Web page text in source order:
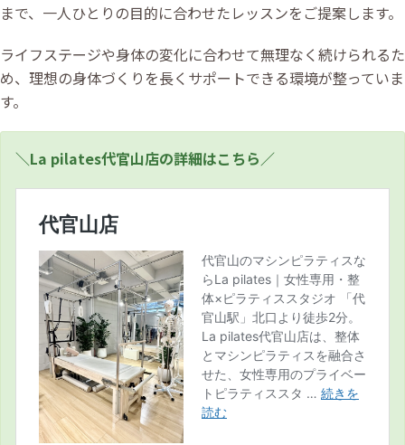
まで、一人ひとりの目的に合わせたレッスンをご提案します。
ライフステージや身体の変化に合わせて無理なく続けられるた
め、理想の身体づくりを長くサポートできる環境が整っていま
す。
＼La pilates代官山店の詳細はこちら／